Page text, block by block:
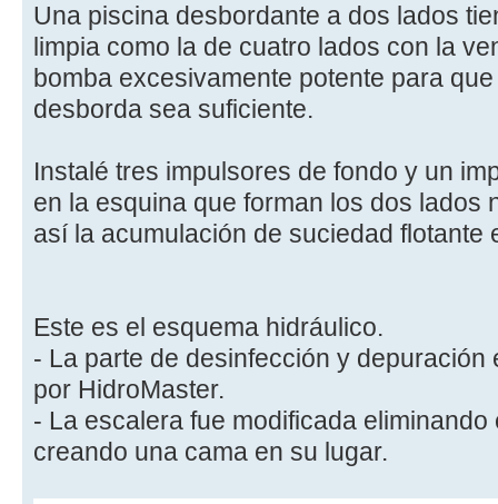
Una piscina desbordante a dos lados
limpia como la de cuatro lados con la
bomba excesivamente potente para
desborda sea suficiente.
Instalé tres impulsores de fondo y un
en la esquina que forman los dos lados
así la acumulación de suciedad flotante
Este es el esquema hidráulico.
- La parte de desinfección y depuración
por HidroMaster.
- La escalera fue modificada
creando una cama en su lugar.